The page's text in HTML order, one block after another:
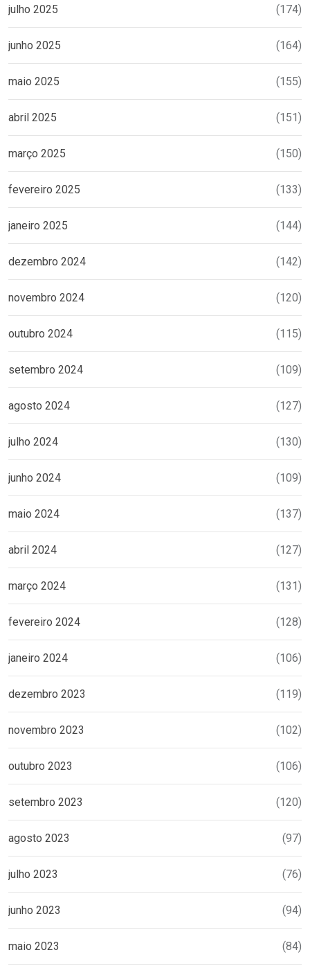
julho 2025 (174)
junho 2025 (164)
maio 2025 (155)
abril 2025 (151)
março 2025 (150)
fevereiro 2025 (133)
janeiro 2025 (144)
dezembro 2024 (142)
novembro 2024 (120)
outubro 2024 (115)
setembro 2024 (109)
agosto 2024 (127)
julho 2024 (130)
junho 2024 (109)
maio 2024 (137)
abril 2024 (127)
março 2024 (131)
fevereiro 2024 (128)
janeiro 2024 (106)
dezembro 2023 (119)
novembro 2023 (102)
outubro 2023 (106)
setembro 2023 (120)
agosto 2023 (97)
julho 2023 (76)
junho 2023 (94)
maio 2023 (84)